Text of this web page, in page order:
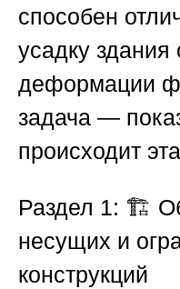
способен
усадку здания
деформации
задача —
происходит
Раздел 1: 🏗️
несущих и
конструкций